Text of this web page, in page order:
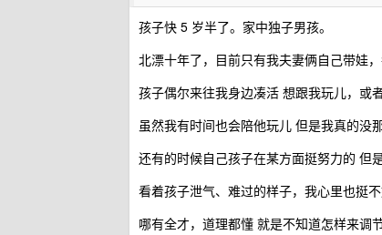
孩子快 5 岁半了。家中独子男孩。
北漂十年了，目前只有我夫妻俩自己带娃，
孩子偶尔来往我身边凑活 想跟我玩儿，或
虽然我有时间也会陪他玩儿 但是我真的没
还有的时候自己孩子在某方面挺努力的 但
看着孩子泄气、难过的样子，我心里也挺不
哪有全才，道理都懂 就是不知道怎样来调节